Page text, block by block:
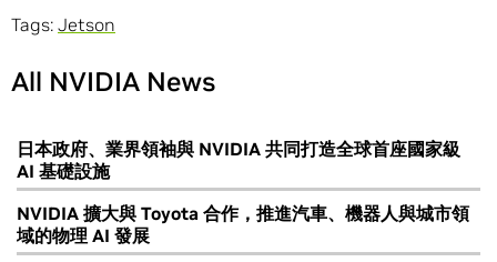
Tags: Jetson
All NVIDIA News
日本政府、業界領袖與 NVIDIA 共同打造全球首座國家級
AI 基礎設施
NVIDIA 擴大與 Toyota 合作，推進汽車、機器人與城市領
域的物理 AI 發展